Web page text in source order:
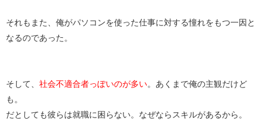
それもまた、俺がパソコンを使った仕事に対する憧れをもつ一因と
なるのであった。
そして、 社会不適合者っぽいのが多い。あくまで俺の主観だけど
も。
だとしても彼らは就職に困らない。なぜならスキルがあるから。